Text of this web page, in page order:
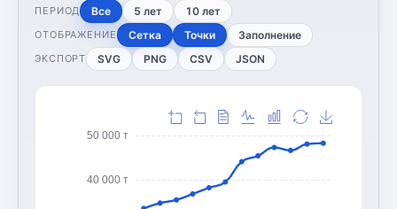
ПЕРИОД Все 5 лет 10 лет
ОТОБРАЖЕНИЕ Сетка Точки Заполнение
ЭКСПОРТ SVG PNG CSV JSON
40 000 т
50 000 т